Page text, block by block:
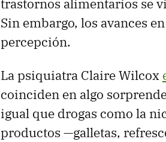
trastornos alimentarios se
Sin embargo, los avances
percepción.
La psiquiatra Claire Wilcox
coinciden en algo
igual que drogas como la
productos —galletas,